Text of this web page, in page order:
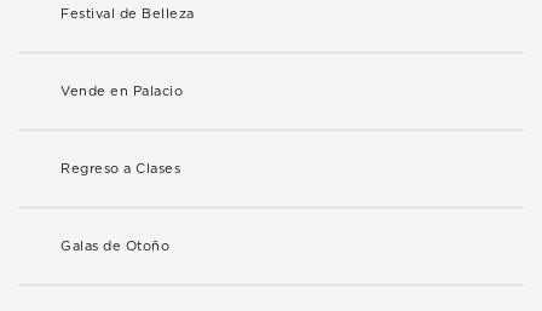
Festival de Belleza
Vende en Palacio
Regreso a Clases
Galas de Otoño